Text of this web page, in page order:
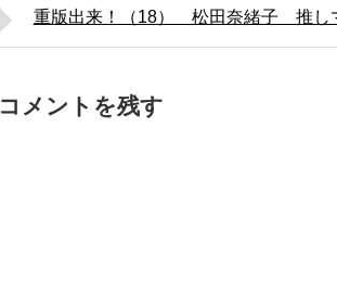
重版出来！（18） 松田奈緒子 推し
コメントを残す